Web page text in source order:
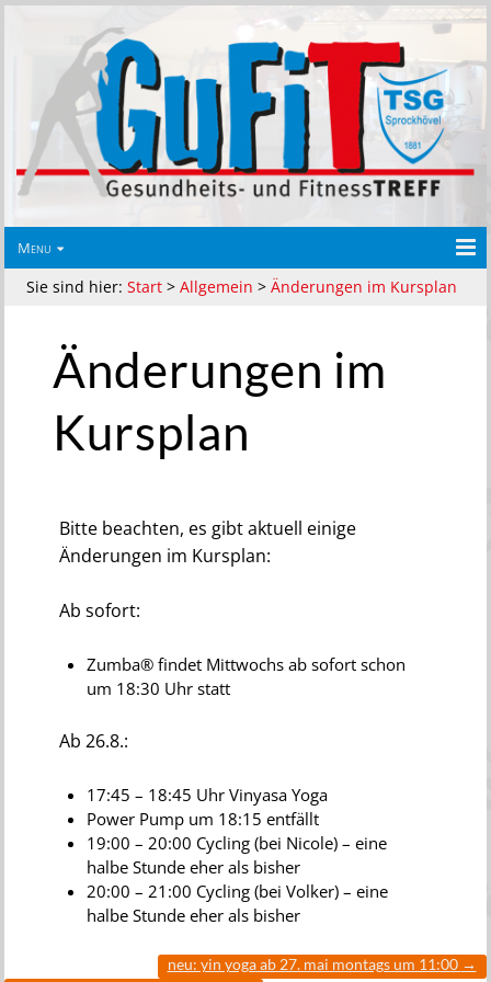
Menu
Sie sind hier:Start >Allgemein >Änderungen im Kursplan
Änderungen im
Kursplan
Bitte beachten, es gibt aktuell einige
Änderungen im Kursplan:
Ab sofort:
Zumba® findet Mittwochs ab sofort schon
um 18:30 Uhr statt
Ab 26.8.:
17:45 – 18:45 Uhr Vinyasa Yoga
Power Pump um 18:15 entfällt
19:00 – 20:00 Cycling (bei Nicole) – eine
halbe Stunde eher als bisher
20:00 – 21:00 Cycling (bei Volker) – eine
halbe Stunde eher als bisher
neu: yin yoga ab 27. mai montags um 11:00 →